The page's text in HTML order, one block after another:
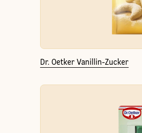
Dr. Oetker Vanillin-Zucker